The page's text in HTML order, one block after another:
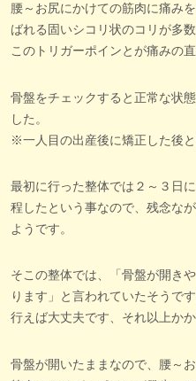
腰～お尻にかけての筋肉に痛み
ばれる固いシコリ状のコリが多
このトリガーポインとが痛みの
骨盤をチェックすると正常な状
した。
※一人目の出産後に矯正した後
最初に行った整体では２～３日
程したという事なので、残念な
ようです。
そこの整体では、「骨盤が開き
ります」と言われていたそうで
行えば大丈夫です、それ以上か
骨盤が開いたままなので、腰～